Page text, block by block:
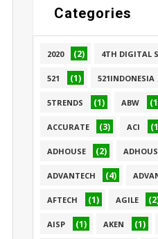
Categories
2020 (2) 4TH DIGITAL
521 (1) 521INDONESIA
5TRENDS (1) ABW
ACCURATE (3) ACI
ADHOUSE (2)
ADVANTECH (4)
AFTECH (1) AGILE
AISP (1) AKEN (1)